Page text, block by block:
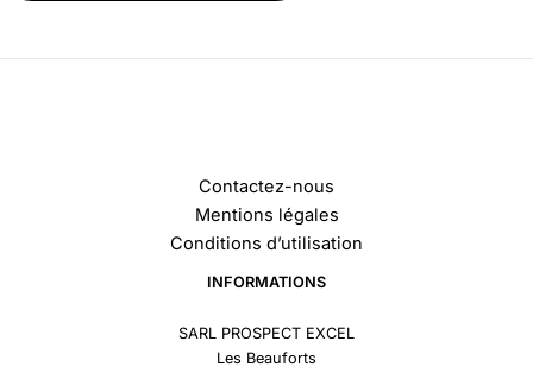
Contactez-nous
Mentions légales
Conditions d’utilisation
INFORMATIONS
SARL PROSPECT EXCEL
Les Beauforts